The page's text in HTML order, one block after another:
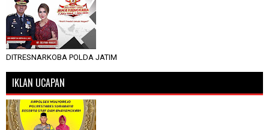
DITRESNARKOBA POLDA JATIM
IKLAN UCAPAN